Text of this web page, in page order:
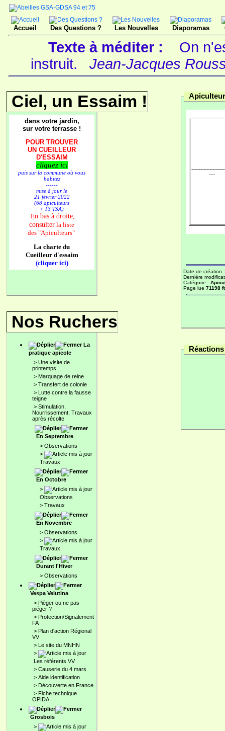
Accueil Des Questions ? Les Nouvelles Diaporamas
Texte à méditer :
On
instruit.
Jean-Jacques
Ciel, un Essaim !
dans votre jardin,
sur votre terrasse !
POUR TROUVER
UN CUEILLEUR
D'ESSAIM
cliquez ici
puis sur la commune où vous
habitez
------
mise à jour le
21 février 2022
(68 apiculteurs
+ 13 TSA)
En bas à droite,
consulter la liste
des "Apiculteurs"
La charte du
Cueilleur d'essaim
(cliquer ici)
Nos Ruchers
La
pratique apicole
> Une visite de
printemps
> Marquage de reine
> Transfert de colonie
> Lutte contre la fausse
teigne
> Stimulation,
Nourrissement; Travaux
après récolte
En Septembre
> Observations
>
Travaux
En Octobre
>
Observations
> Travaux
En Novembre
> Observations
>
Travaux
Durant l'Hiver
> Observations
Vespa Velutina
> Pièger ou ne pas
piéger ?
> Protection/Signalement
FA
> Plan d'action Régional
VV
> Le site du MNHN
>
Les référents VV
> Causerie du 4 mars
> Aide identification
> Découverte en France
> Fiche technique
OPIDA
Grosbois
>
----
Date de création
Dernière
Catégorie :
Page lue 71198